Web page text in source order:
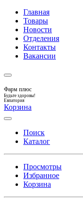
Главная
Товары
Новости
Отделения
Контакты
Вакансии
Фарм плюс
Будьте здоровы!
Евпатория
Корзина
Поиск
Каталог
Просмотры
Избранное
Корзина